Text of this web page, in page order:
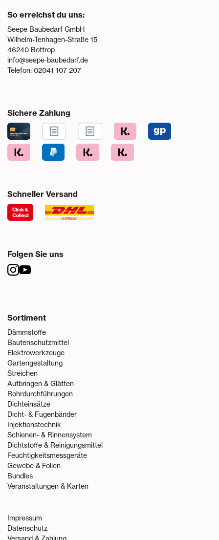
So erreichst du uns:
Seepe Baubedarf GmbH
Wilhelm-Tenhagen-Straße 15
46240 Bottrop
info@seepe-baubedarf.de
Telefon: 02041 107 207
Sichere Zahlung
Schneller Versand
Folgen Sie uns
Sortiment
Dämmstoffe
Bautenschutzmittel
Elektrowerkzeuge
Gartengestaltung
Streichen
Aufbringen & Glätten
Rohrdurchführungen
Dichteinsätze
Dicht- & Fugenbänder
Injektionstechnik
Schienen- & Rinnensystem
Dichtstoffe & Reinigungsmittel
Feuchtigkeitsmessgeräte
Gewebe & Folien
Bundles
Veranstaltungen & Karten
Impressum
Datenschutz